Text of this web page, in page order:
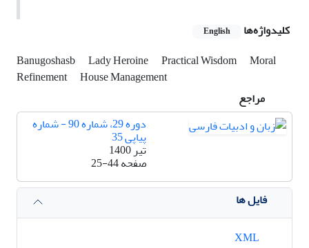
کلیدواژه‌ها
English
Banugoshasb Lady Heroine Practical Wisdom
Moral
Refinement House Management
مراجع
دوره 29، شماره 90 - شماره
پیاپی 35
تیر 1400
صفحه25-44
فایل ها